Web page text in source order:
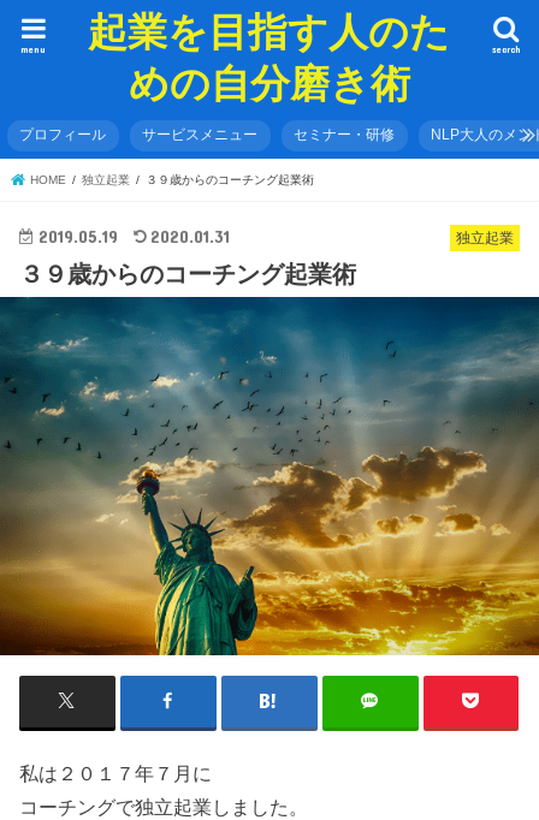
起業を目指す人のた
めの自分磨き術
search
menu
プロフィール サービスメニュー セミナー・研修 NLP大人のメン
HOME 独立起業 ３９歳からのコーチング起業術
独立起業
2019.05.19 2020.01.31
３９歳からのコーチング起業術
私は２０１７年７月に
コーチングで独立起業しました。